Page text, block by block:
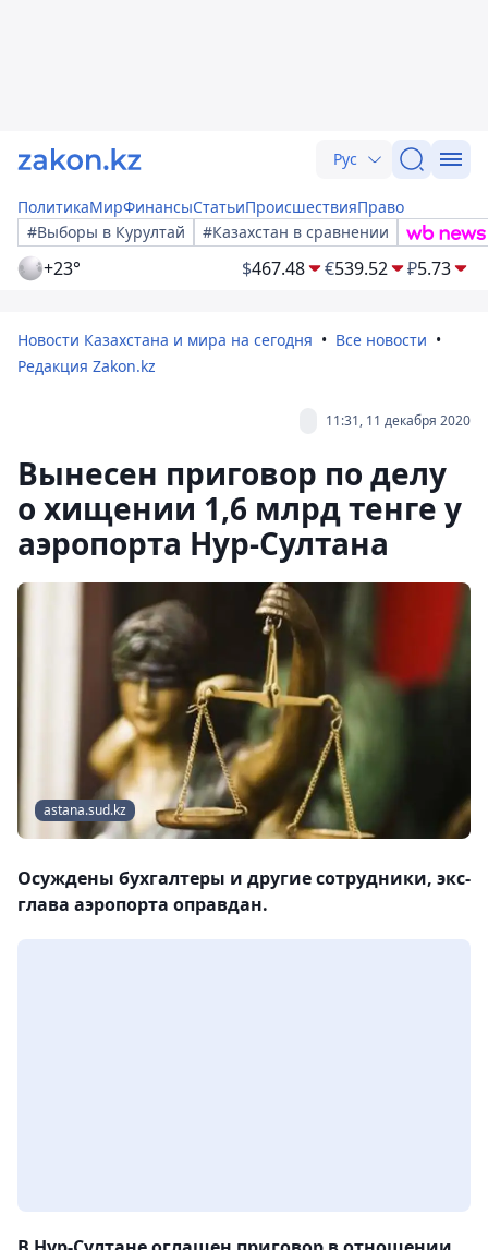
Рус
ПолитикаМирФинансыСтатьиПроисшествияПраво
#Выборы в Курултай
#Казахстан в сравнении
+23° $467.48 €539.52 ₽5.73
Новости Казахстана и мира на сегодня
Все новости
Редакция Zakon.kz
11:31, 11 декабря 2020
Вынесен приговор по делу
о хищении 1,6 млрд тенге у
аэропорта Нур-Султана
astana.sud.kz
Осуждены бухгалтеры и другие сотрудники, экс-
глава аэропорта оправдан.